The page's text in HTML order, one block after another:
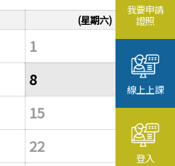
(星期六)
1
8
15
22
我要申請
證照
線上上課
登入